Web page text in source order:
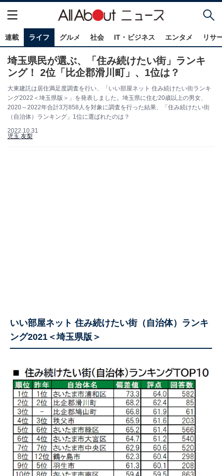
連載 ライフ グルメ 社会 IT・ビジネス エンタメ リサ
埼玉県民が選ぶ、「住み続けたい街」ランキ
ング！ 2位「比企郡滑川町」、1位は？
大東建託は居住満足度調査を行い、「いい部屋ネット 住み続けたい街ランキ
ング2022＜埼玉県版＞」を発表しました。埼玉県に住む20歳以上の男女、
2020～2022年合計3万858人を対象に調査を行った結果、「住み続けたい街
（自治体）ランキング」1位に選ばれたのは？
2022.10.31
児玉 友梨
いい部屋ネット 住み続けたい街（自治体）ランキ
ング2021＜埼玉県版＞